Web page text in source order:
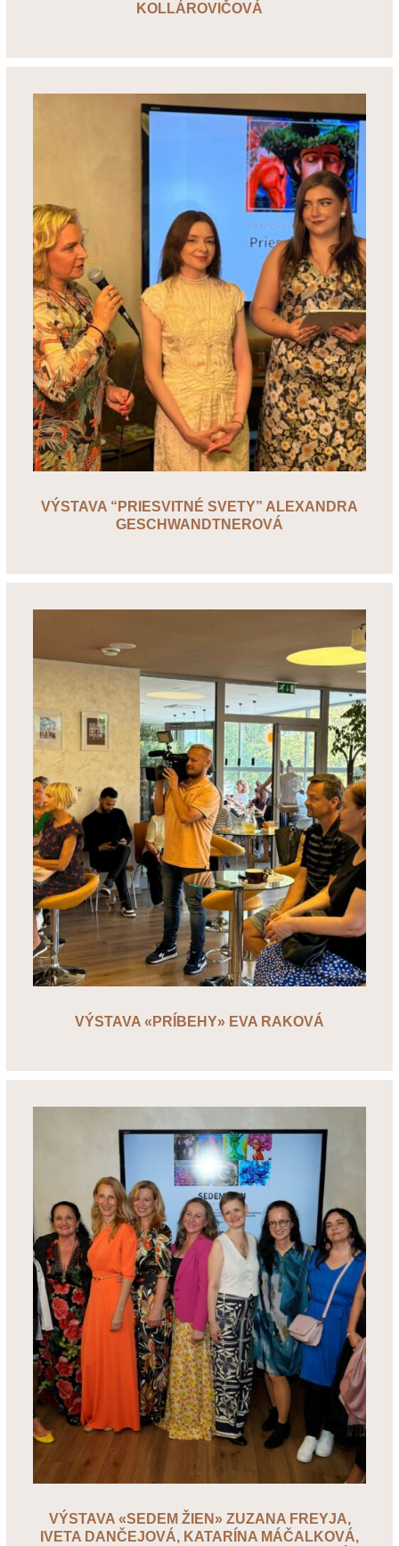
KOLLÁROVIČOVÁ
VÝSTAVA “PRIESVITNÉ SVETY” ALEXANDRA
GESCHWANDTNEROVÁ
VÝSTAVA «PRÍBEHY» EVA RAKOVÁ
VÝSTAVA «SEDEM ŽIEN» ZUZANA FREYJA,
IVETA DANČEJOVÁ, KATARÍNA MÁČALKOVÁ,